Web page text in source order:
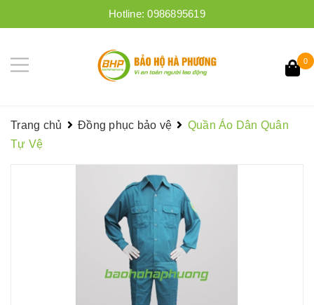
Hotline:0986895619
0
Trang chủ Đồng phục bảo vệ
Quần Áo Dân Quân
Tự Vệ